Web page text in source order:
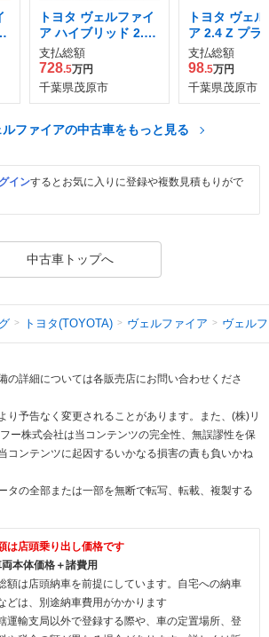
トヨタ ヴェルファイ
ア ハイブリッド 2.5
Zプレミア
支払総額
728.5万円
千葉県茂原市
トヨタ ヴェ
ア 2.4 Z プラ
レクションII
ゴールド
支払総額
98.5万円
千葉県茂原市
ルファイアの中古車をもっと見る
インするとお気に入りに登録や複数見積もりがで
中古車トップへ
トヨタ(TOYOTA) ヴェルファイア ヴェル
の詳細については各販売店にお問い合わせくださ
予告なく変更されることがあります。また、(株)リ
ー株式会社は当コンテンツの完全性、無誤謬性を保
コンテンツに起因するいかなる損害の責も負いかね
タの全部または一部を無断で転写、転載、複製する
は店頭乗り出し価格です
本体価格＋諸費用
額は店頭納車を前提にしています。自宅への納車
どは、別途納車費用がかかります
運輸支局以外で登録する際や、車の定置場所、登